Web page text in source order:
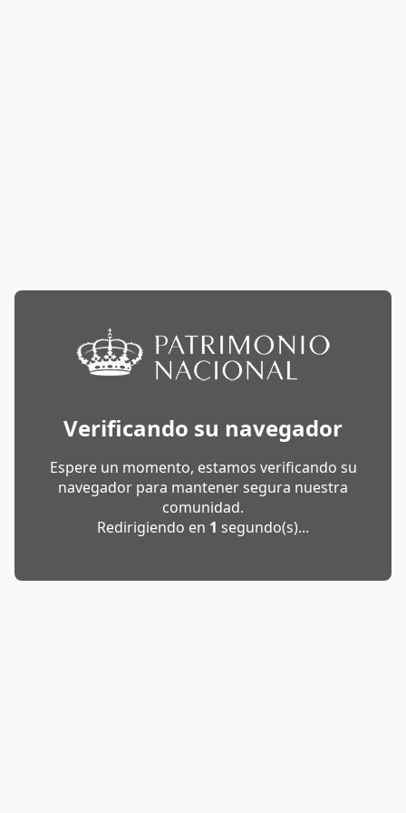
Verificando su navegador
Espere un momento, estamos verificando su
navegador para mantener segura nuestra
comunidad.
Redirigiendo en 1 segundo(s)...